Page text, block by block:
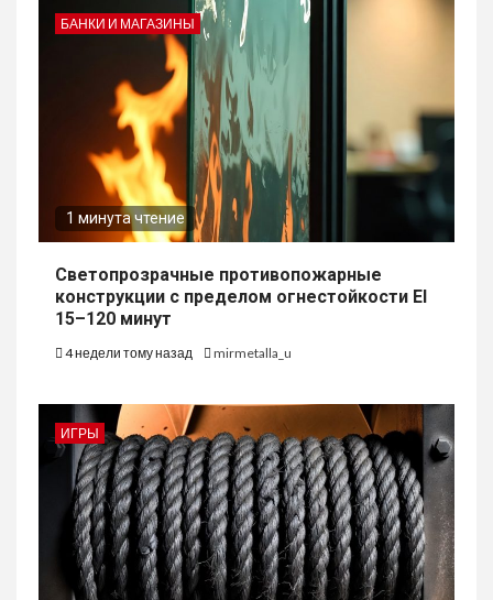
БАНКИ И МАГАЗИНЫ
1 минута чтение
Светопрозрачные противопожарные
конструкции с пределом огнестойкости EI
15–120 минут
4 недели тому назад mirmetalla_u
ИГРЫ